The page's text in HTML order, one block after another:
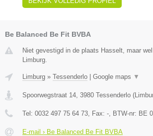
Be Balanced Be Fit BVBA
Niet gevestigd in de plaats Hasselt, maar
Limburg.
Limburg » Tessenderlo | Google maps ▼
Spoorwegstraat 14 3980 Tessenderlo (
Tel: 0032 497 75 64 73 , Fax: - , BTW-nr: BE
E-mail › Be Balanced Be Fit BVBA